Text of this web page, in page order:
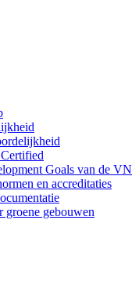
Goals van de VN
en accreditaties
groene gebouwen